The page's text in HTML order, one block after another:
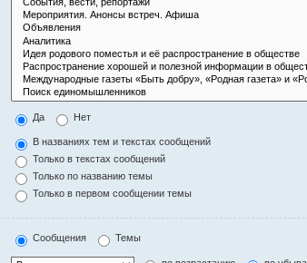
Да Нет
В названиях тем и текстах сообщений
Только в текстах сообщений
Только по названию темы
Только в первом сообщении темы
Сообщения Темы